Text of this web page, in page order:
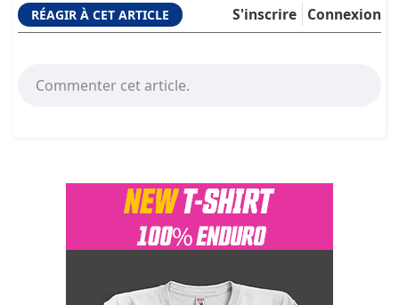
RÉAGIR À CET ARTICLE Connexion
S'inscrire
Commenter cet article.